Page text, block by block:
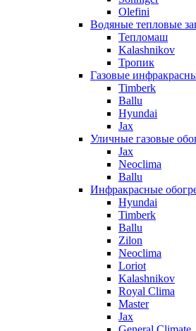
Olefini
Водяные тепловые
Тепломаш
Kalashnikov
Тропик
Газовые
Timberk
Ballu
Hyundai
Jax
Уличные газовые
Jax
Neoclima
Ballu
Инфракрасные
Hyundai
Timberk
Ballu
Zilon
Neoclima
Loriot
Kalashnikov
Royal Clima
Master
Jax